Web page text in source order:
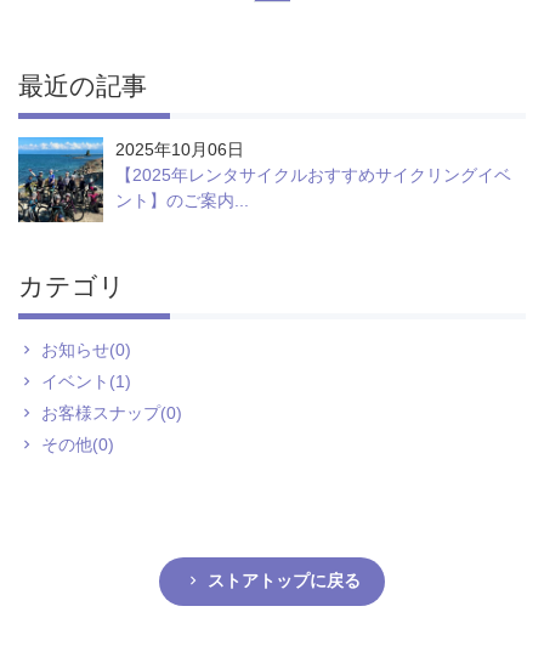
最近の記事
2025年10月06日
【2025年レンタサイクルおすすめサイクリングイベ
ント】のご案内...
カテゴリ
お知らせ(0)
イベント(1)
お客様スナップ(0)
その他(0)
ストアトップに戻る